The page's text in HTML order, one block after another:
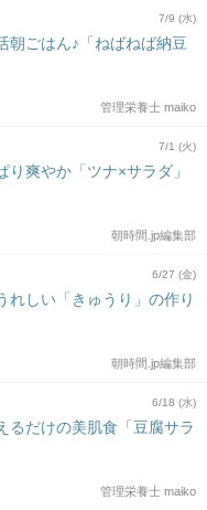
7/9 (水)
朝ごはん♪「ねばねば納豆
管理栄養士 maiko
7/1 (火)
爽やか「ツナ×サラダ」
朝時間.jp編集部
6/27 (金)
れしい「きゅうり」の作り
朝時間.jp編集部
6/18 (水)
だけの美肌食「豆腐サラ
管理栄養士 maiko